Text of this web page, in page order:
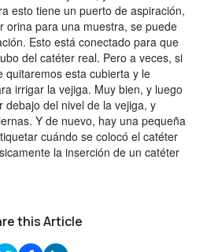
esto tiene un puerto de aspiración,
orina para una muestra, se puede
Esto está conectado para que
del catéter real. Pero a veces, si
quitaremos esta cubierta y le
irrigar la vejiga. Muy bien, y luego
debajo del nivel de la vejiga, y
Y de nuevo, hay una pequeña
cuándo se colocó el catéter
la inserción de un catéter
this Article